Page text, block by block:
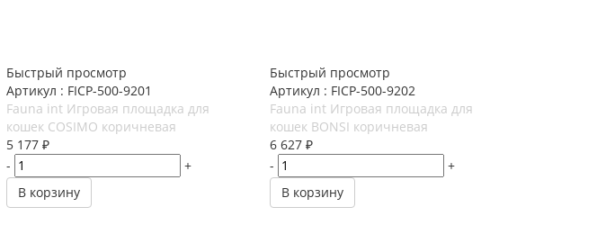
Быстрый просмотр
Артикул : FICP-500-9201
Fauna int Игровая площадка для
кошек COSIMO коричневая
5 177 ₽
-
+
В корзину
Быстрый просмотр
Артикул : FICP-500-9202
Fauna int Игровая площадка для
кошек BONSI коричневая
6 627₽
-
+
В корзину